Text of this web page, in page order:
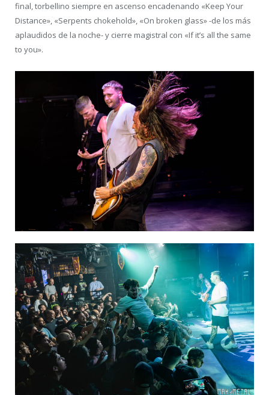
final, torbellino siempre en ascenso encadenando «Keep Your
Distance», «Serpents chokehold», «On broken glass» -de los más
aplaudidos de la noche- y cierre magistral con «If it’s all the same
to you».